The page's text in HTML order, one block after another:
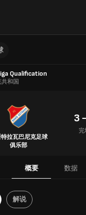
Qualification
和国
拉瓦巴尼克足球
俱乐部
3
完
概要 数据
解说